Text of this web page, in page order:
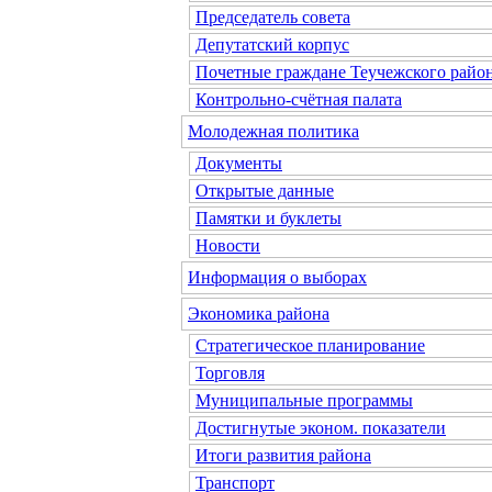
Председатель совета
Депутатский корпус
Почетные граждане Теучежского
Контрольно-счётная палата
Молодежная политика
Документы
Открытые данные
Памятки и буклеты
Новости
Информация о выборах
Экономика района
Стратегическое планирование
Торговля
Муниципальные программы
Достигнутые эконом. показатели
Итоги развития района
Транспорт